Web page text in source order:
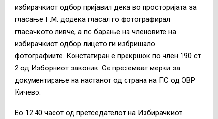
избирачкиот одбор пријавил дека во просторијата за
гласање Г.М. додека гласал го фотографирал
гласачкото ливче, а по барање на членовите на
избирачкиот одбор лицето ги избришало
фотографиите. Констатиран е прекршок по член 190 ст
2 од Изборниот законик. Се преземаат мерки за
документирање на настанот од страна на ПС од ОВР
Кичево.
Во 12.40 часот од претседателот на Избирачкиот